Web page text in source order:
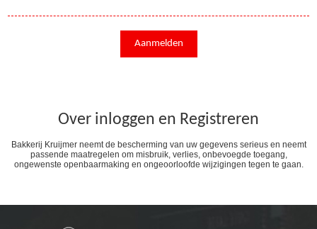
Over inloggen en Registreren
Bakkerij Kruijmer neemt de bescherming van uw gegevens serieus en neemt
passende maatregelen om misbruik, verlies, onbevoegde toegang,
ongewenste openbaarmaking en ongeoorloofde wijzigingen tegen te gaan.